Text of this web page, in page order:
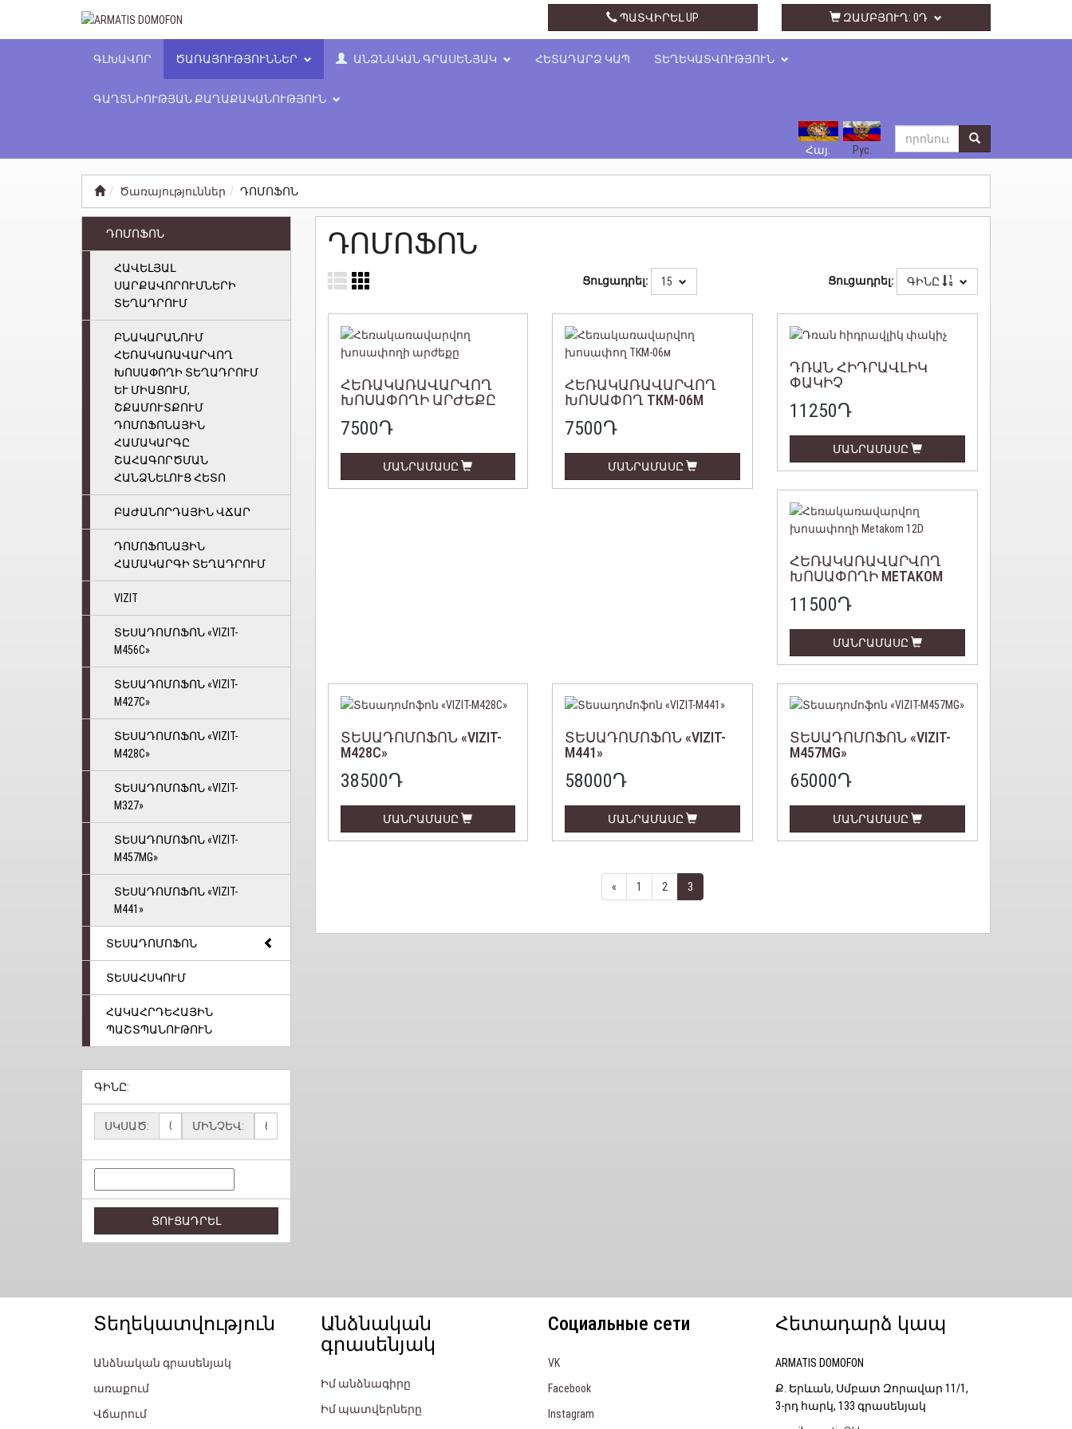
ՊԱՏՎԻՐԵԼ UP ԶԱՄԲՅՈՒՂ:0Դ
ԳԼԽԱՎՈՐ ԾԱՌԱՅՈՒԹՅՈՒՆՆԵՐ ԱՆՁՆԱԿԱՆ ԳՐԱՍԵՆՅԱԿ ՀԵՏԱԴԱՐՁ ԿԱՊ ՏԵՂԵԿԱՏՎՈՒԹՅՈՒՆ
ԳԱՂՏՆԻՈՒԹՅԱՆ ՔԱՂԱՔԱԿԱՆՈՒԹՅՈՒՆ
Հայ. Рус.
Ծառայություններ ԴՈՄՈՖՈՆ
ԴՈՄՈՖՈՆ
ՀԱՎԵԼՅԱԼ
ՍԱՐՔԱՎՈՐՈՒՄՆԵՐԻ
ՏԵՂԱԴՐՈՒՄ
ԲՆԱԿԱՐԱՆՈՒՄ
ՀԵՌԱԿԱՌԱՎԱՐՎՈՂ
ԽՈՍԱՓՈՂԻ ՏԵՂԱԴՐՈՒՄ
ԵՒ ՄԻԱՑՈՒՄ, Շ
ՔԱՄՈՒՏՔՈՒՄ Դ
ՈՄՈՖՈՆԱՅԻՆ Հ
ԱՄԱԿԱՐԳԸ Շ
ԱՀԱԳՈՐԾՄԱՆ Հ
ԱՆՁՆԵԼՈՒՑ ՀԵՏՈ
ԲԱԺԱՆՈՐԴԱՅԻՆ ՎՃԱՐ
ԴՈՄՈՖՈՆԱՅԻՆ
ՀԱՄԱԿԱՐԳԻ ՏԵՂԱԴՐՈՒՄ
VIZIT
ՏԵՍԱԴՈՄՈՖՈՆ «VIZIT-
M456C»
ՏԵՍԱԴՈՄՈՖՈՆ «VIZIT-
M427С»
ՏԵՍԱԴՈՄՈՖՈՆ «VIZIT-
M428С»
ՏԵՍԱԴՈՄՈՖՈՆ «VIZIT-
M327»
ՏԵՍԱԴՈՄՈՖՈՆ «VIZIT-
M457MG»
ՏԵՍԱԴՈՄՈՖՈՆ «VIZIT-
M441»
ՏԵՍԱԴՈՄՈՖՈՆ
ՏԵՍԱՀՍԿՈՒՄ
ՀԱԿԱՀՐԴԵՀԱՅԻՆ
ՊԱՇՏՊԱՆՈՒԹՈՒՆ
ԳԻՆԸ:
ՍԿՍԱԾ: ՄԻՆՉԵՎ:
ՑՈՒՑԱԴՐԵԼ
ԴՈՄՈՖՈՆ
Ցուցադրել: 15 Ցուցադրել: ԳԻՆԸ
ՀԵՌԱԿԱՌԱՎԱՐՎՈՂ
ԽՈՍԱՓՈՂԻ ԱՐԺԵՔԸ
7500Դ
ՄԱՆՐԱՄԱՍԸ
ՀԵՌԱԿԱՌԱՎԱՐՎՈՂ
ԽՈՍԱՓՈՂ ТКМ-06М
7500Դ
ՄԱՆՐԱՄԱՍԸ
ԴՌԱՆ ՀԻԴՐԱՎԼԻԿ
ՓԱԿԻՉ
11250Դ
ՄԱՆՐԱՄԱՍԸ
ՀԵՌԱԿԱՌԱՎԱՐՎՈՂ
ԽՈՍԱՓՈՂԻ METAKOM
11500Դ
ՄԱՆՐԱՄԱՍԸ
ՏԵՍԱԴՈՄՈՖՈՆ «VIZIT-
M428С»
38500Դ
ՄԱՆՐԱՄԱՍԸ
ՏԵՍԱԴՈՄՈՖՈՆ «VIZIT-
M441»
58000Դ
ՄԱՆՐԱՄԱՍԸ
ՏԵՍԱԴՈՄՈՖՈՆ «VIZIT-
M457MG»
65000Դ
ՄԱՆՐԱՄԱՍԸ
« 1 2 3
Տեղեկատվություն
Անձնական գրասենյակ
առաքում
Վճարում
Անձնական
գրասենյակ
Իմ անձնագիրը
Իմ պատվերները
Социальные сети
VK
Facebook
Instagram
Հետադարձ կապ
ARMATIS DOMOFON
Ք. Երևան, Սմբատ Զորավար 11/1,
3-րդ հարկ, 133 գրասենյակ